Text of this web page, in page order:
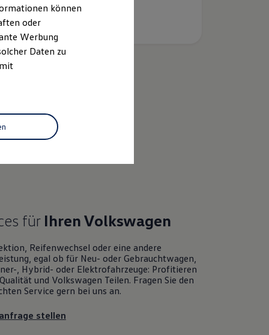
für IhrenVolkswagen
Reifenwechsel oder eine andere
egal ob für Neu- oder Gebrauchtwagen
, Hybrid- oder Elektrofahrzeuge: Profitieren
und Volkswagen Teilen. Fragen Sie den
Service gern bei uns an.
stellen
können
oder
Werbung
Daten zu